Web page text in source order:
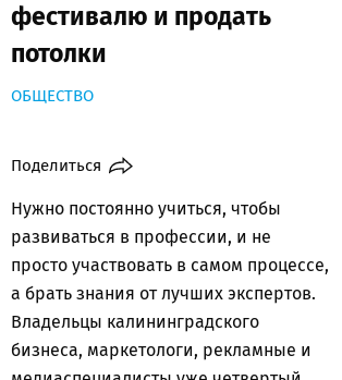
фестивалю и продать
потолки
ОБЩЕСТВО
Поделиться
Нужно постоянно учиться, чтобы
развиваться в профессии, и не
просто участвовать в самом процессе,
а брать знания от лучших экспертов.
Владельцы калининградского
бизнеса, маркетологи, рекламные и